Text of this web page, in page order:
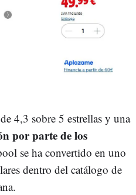
4,3 sobre 5 estrellas y una
por parte de los
se ha convertido en uno
dentro del catálogo de